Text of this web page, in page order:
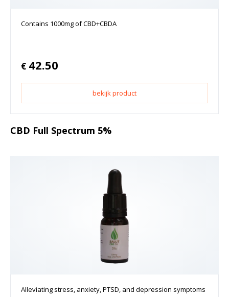
Contains 1000mg of CBD+CBDA
€ 42.50
bekijk product
CBD Full Spectrum 5%
Alleviating stress, anxiety, PTSD, and depression symptoms